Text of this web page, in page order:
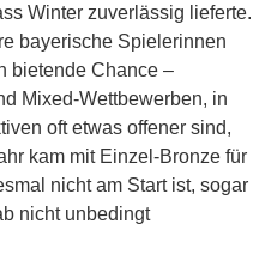
Winter zuverlässig lieferte.
bayerische Spielerinnen
bietende Chance –
Mixed-Wettbewerben, in
oft etwas offener sind,
kam mit Einzel-Bronze für
nicht am Start ist, sogar
nicht unbedingt